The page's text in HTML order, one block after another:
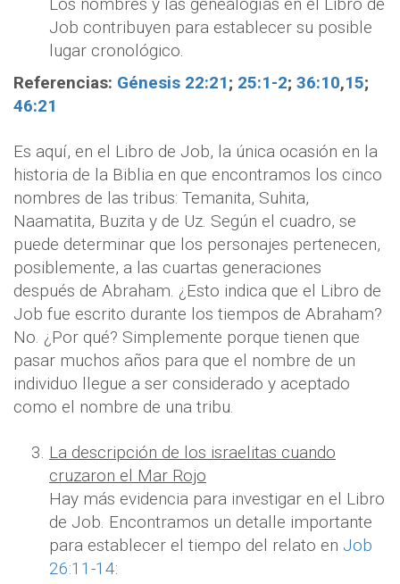
Los nombres y las genealogías en el Libro de
Job contribuyen para establecer su posible
lugar cronológico.
Referencias: Génesis 22:21; 25:1-2; 36:10,15;
46:21
Es aquí, en el Libro de Job, la única ocasión en la
historia de la Biblia en que encontramos los cinco
nombres de las tribus: Temanita, Suhita,
Naamatita, Buzita y de Uz. Según el cuadro, se
puede determinar que los personajes pertenecen,
posiblemente, a las cuartas generaciones
después de Abraham. ¿Esto indica que el Libro de
Job fue escrito durante los tiempos de Abraham?
No. ¿Por qué? Simplemente porque tienen que
pasar muchos años para que el nombre de un
individuo llegue a ser considerado y aceptado
como el nombre de una tribu.
La descripción de los israelitas cuando
cruzaron el Mar Rojo
Hay más evidencia para investigar en el Libro
de Job. Encontramos un detalle importante
para establecer el tiempo del relato en Job
26:11-14: